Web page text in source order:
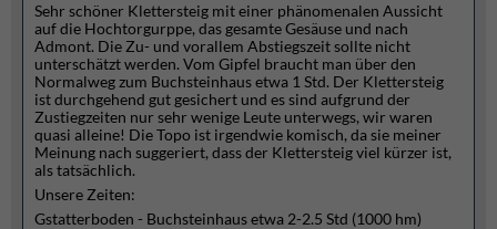
Sehr schöner Klettersteig mit einer phänomenalen Aussicht
auf die Hochtorgurppe, das gesamte Gesäuse und nach
Admont. Die Zu- und vorallem Abstiegszeit sollte nicht
unterschätzt werden. Vom Gipfel braucht man über den
Normalweg zum Buchsteinhaus etwa 1 Std. Der Klettersteig
ist durchgehend gut gesichert und es sind aufgrund der
Zustiegzeiten nur sehr wenige Leute unterwegs, wir waren
quasi alleine! Die Topo ist irgendwie komisch, da sie meiner
Meinung nach suggeriert, dass der Klettersteig viel kürzer ist,
als tatsächlich.
Unsere Zeiten:
Gstatterboden - Buchsteinhaus etwa 2-2.5 Std (1000 hm)